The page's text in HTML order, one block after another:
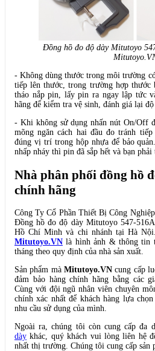
Đồng hồ đo độ dày Mitutoyo
- Không dùng thước trong môi trường
tiếp lên thước, trong trường hợp thước
tháo nắp pin, lấy pin ra ngay lập tức
hãng để kiểm tra vệ sinh, đánh giá lại
- Khi không sử dụng nhấn nút On/Off
mõng ngăn cách hai đầu đo tránh
đúng vị trí trong hộp nhựa để bảo
nhấp nháy thì pin đã sắp hết và bạn
Nhà phân phối đồng hồ
chính hãng
Công Ty Cổ Phần Thiết Bị Công
Đồng hồ đo độ dày Mitutoyo 547-
Hồ Chí Minh và chi nhánh tại Hà
Mitutoyo.VN là hình ảnh & thông tin
tháng theo quy định của nhà sản xuất.
Sản phẩm màMitutoyo.VN cung cấp
đảm bảo hàng chính hãng bằng các
Cùng với đội ngũ nhân viên chuyên
chính xác nhất để khách hàng lựa
nhu cầu sử dụng của mình.
Ngoài ra, chúng tôi còn cung cấp đa
dày khác, quý khách vui lòng liên hệ
nhất thị trường. Chúng tôi cung cấp sản